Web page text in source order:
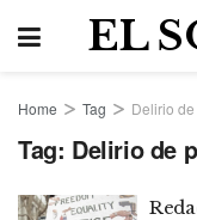
EL
Home Tag Delirio
Tag: Delirio de